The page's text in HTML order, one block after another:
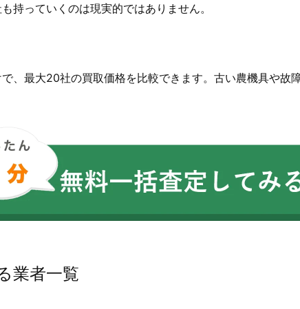
持っていくのは現実的ではありません。
、最大20社の買取価格を比較できます。古い農機具や故
業者一覧